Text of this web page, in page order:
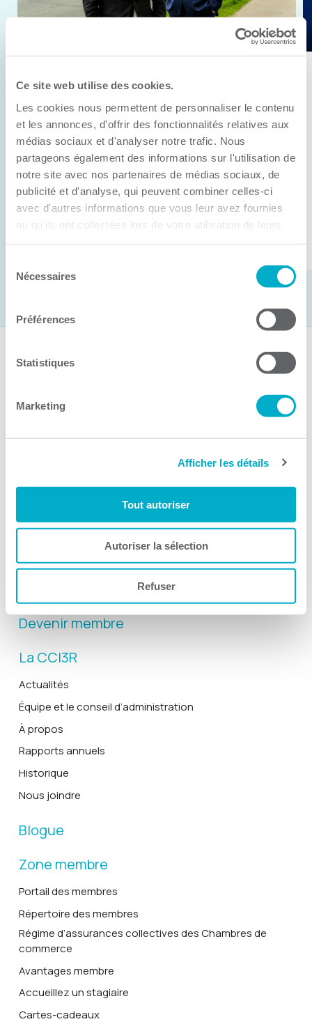
Ce site web utilise des cookies.
Les cookies nous permettent de personnaliser le contenu
et les annonces, d'offrir des fonctionnalités relatives aux
médias sociaux et d'analyser notre trafic. Nous
partageons également des informations sur l'utilisation de
notre site avec nos partenaires de médias sociaux, de
publicité et d'analyse, qui peuvent combiner celles-ci
avec d'autres informations que vous leur avez fournies
ou qu'ils ont collectées lors de votre utilisation de leurs
Nécessaires
Préférences
Statistiques
Marketing
Afficher les détails
Tout autoriser
Autoriser la sélection
Refuser
Anick Métivier devient le nouveau
président de la CCI3R
C’est lors de son assemblée générale annuelle
tenue hier que la Chambre de commerce et
d’industries de ...
Suivez-nous
Gala Radisson
Solutions RH
Devenir membre
La CCI3R
Actualités
Équipe et le conseil d’administration
À propos
Rapports annuels
Historique
Nous joindre
Blogue
Zone membre
Portail des membres
Répertoire des membres
Régime d’assurances collectives des Chambres de
commerce
Avantages membre
Accueillez un stagiaire
Cartes-cadeaux